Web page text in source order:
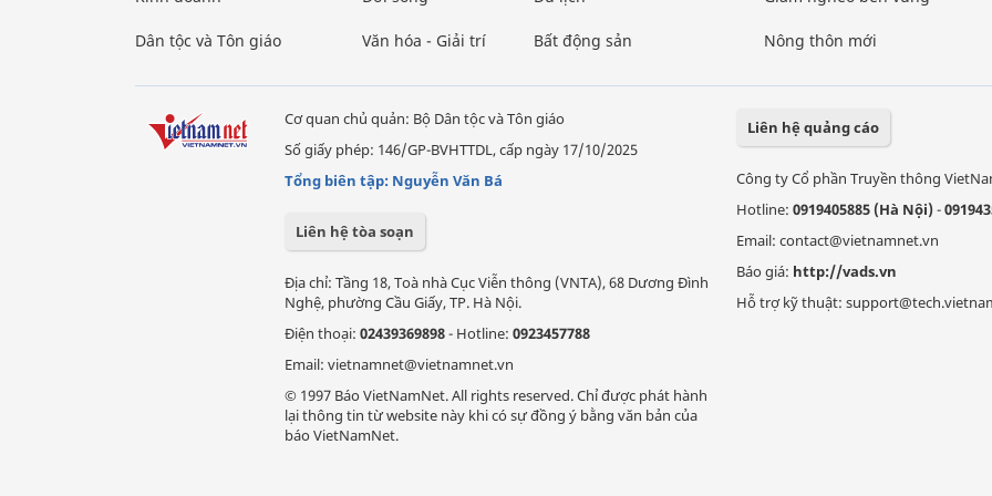
Dân tộc và Tôn giáo Văn hóa - Giải trí Bất động sản Nông thôn mới
Cơ quan chủ quản: Bộ Dân tộc và Tôn giáo
Số giấy phép: 146/GP-BVHTTDL, cấp ngày 17/10/2025
Tổng biên tập: Nguyễn Văn Bá
Liên hệ tòa soạn
Địa chỉ: Tầng 18, Toà nhà Cục Viễn thông (VNTA), 68 Dương Đình
Nghệ, phường Cầu Giấy, TP. Hà Nội.
Điện thoại: 02439369898- Hotline: 0923457788
Email: vietnamnet@vietnamnet.vn
© 1997 Báo VietNamNet. All rights reserved. Chỉ được phát hành
lại thông tin từ website này khi có sự đồng ý bằng văn bản của
báo VietNamNet.
Liên hệ quảng cáo
Công ty Cổ phần Truyền thông
Hotline: 0919405885 (Hà Nội)-
Email: contact@vietnamnet.vn
Báo giá: http://vads.vn
Hỗ trợ kỹ thuật: